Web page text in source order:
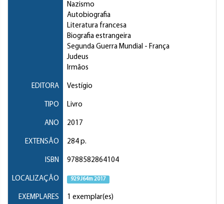
Nazismo
Autobiografia
Literatura francesa
Biografia estrangeira
Segunda Guerra Mundial - França
Judeus
Irmãos
EDITORA Vestígio
TIPO Livro
ANO 2017
EXTENSÃO 284 p.
ISBN 9788582864104
LOCALIZAÇÃO 929 J64m 2017
EXEMPLARES 1 exemplar(es)